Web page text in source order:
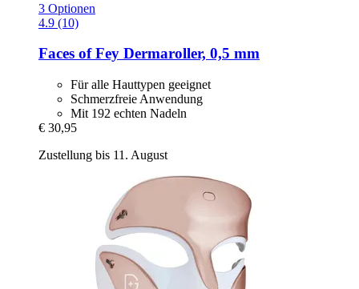
3 Optionen
4.9 (10)
Faces of Fey Dermaroller, 0,5 mm
Für alle Hauttypen geeignet
Schmerzfreie Anwendung
Mit 192 echten Nadeln
€ 30,95
Zustellung bis 11. August